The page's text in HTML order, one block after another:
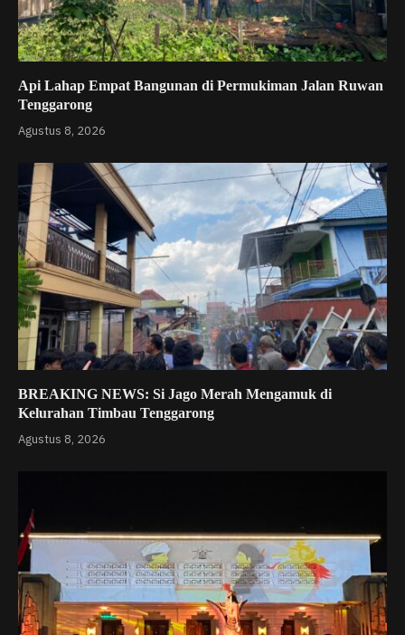
Api Lahap Empat Bangunan di Permukiman Jalan Ruwan
Tenggarong
Agustus 8, 2026
BREAKING NEWS: Si Jago Merah Mengamuk di
Kelurahan Timbau Tenggarong
Agustus 8, 2026